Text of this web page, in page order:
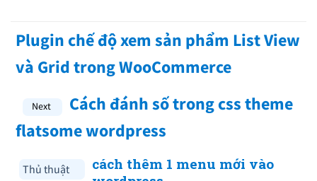
Plugin chế độ xem sản phẩm List View
và Grid trong WooCommerce
Cách đánh số trong css theme
flatsome wordpress
Thủ thuật
cách thêm 1 menu mới vào